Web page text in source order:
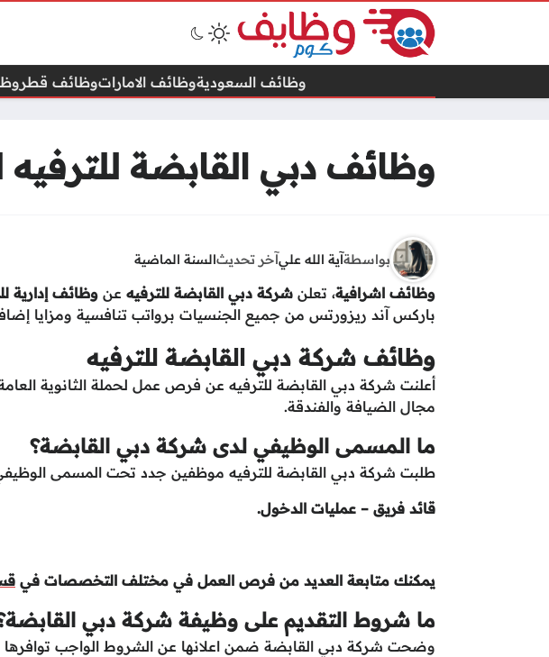
وظائف السعوديةوظائف الاماراتوظائف قطر
وظائف دبي القابضة
بواسطةآية الله عليآخر تحديثالسنة الماضية
وظائف اشرافية، تعلن شركة دبي القابضة للترفيه عن وظائف إدارية
باركس آند ريزورتس من جميع الجنسيات برواتب تنافسية ومزايا
وظائف شركة دبي القابضة للترفيه
أعلنت شركة دبي القابضة للترفيه عن فرص عمل لحملة الثانوية
مجال الضيافة والفندقة.
ما المسمى الوظيفي لدى شركة دبي القابضة؟
طلبت شركة دبي القابضة للترفيه موظفين جدد تحت المسمى الوظيفي
قائد فريق – عمليات الدخول.
يمكنك متابعة العديد من فرص العمل في مختلف التخصصات في
ما شروط التقديم على وظيفة شركة دبي
وضحت شركة دبي القابضة ضمن اعلانها عن الشروط الواجب